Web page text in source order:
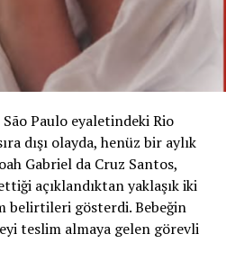
çözüldü mü?
Ölüm: Aile
İstiyor
Paulo eyaletindeki Rio
dışı olayda, henüz bir aylık
Gabriel da Cruz Santos,
açıklandıktan yaklaşık iki
belirtileri gösterdi. Bebeğin
teslim almaya gelen görevli